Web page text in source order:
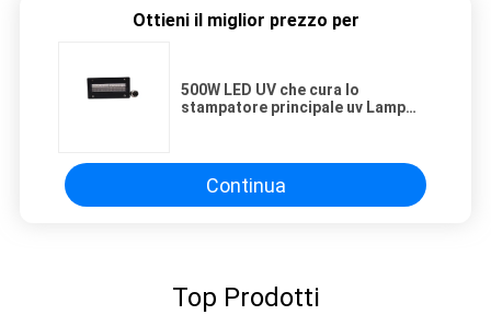
Ottieni il miglior prezzo per
500W LED UV che cura lo
stampatore principale uv Lamp
Continua
Top Prodotti